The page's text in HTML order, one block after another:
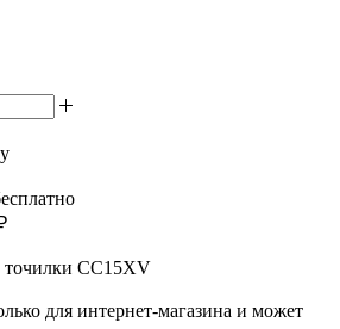
точилки CC15XV
для интернет-магазина и может